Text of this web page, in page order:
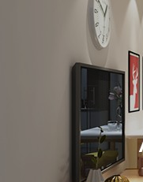
姓名